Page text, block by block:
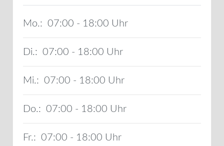
Mo.: 07:00 - 18:00
Di.: 07:00 - 18:00
Mi.: 07:00 - 18:00
Do.: 07:00 - 18:00
Fr.: 07:00 - 18:00